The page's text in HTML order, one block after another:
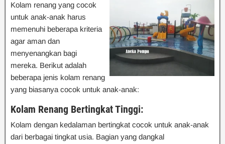
Kolam renang yang cocok
untuk anak-anak harus
memenuhi beberapa kriteria
agar aman dan
menyenangkan bagi
mereka. Berikut adalah
beberapa jenis kolam renang
yang biasanya cocok untuk anak-anak:
Kolam Renang Bertingkat Tinggi:
Kolam dengan kedalaman bertingkat cocok untuk anak-anak
dari berbagai tingkat usia. Bagian yang dangkal